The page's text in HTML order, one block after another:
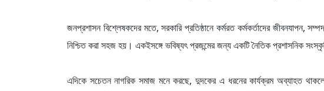
জনপ্রশাসন বিশ্লেষকদের মতে, সরকারি প্রতিষ্ঠানে কর্মরত কর্মকর্তাদের জীবনযাপন,
নিশ্চিত করা সহজ হয়। একইসঙ্গে ভবিষ্যৎ প্রজন্মের জন্য একটি নৈতিক প্রশাসনিক
এদিকে সচেতন নাগরিক সমাজ মনে করছে, দুদকের এ ধরনের কার্যক্রম অব্যাহত